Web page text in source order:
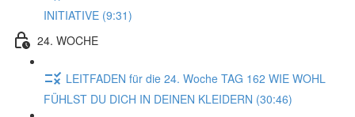
INITIATIVE (9:31)
24. WOCHE
LEITFADEN für die 24. Woche TAG 162 WIE WOHL
FÜHLST DU DICH IN DEINEN KLEIDERN (30:46)